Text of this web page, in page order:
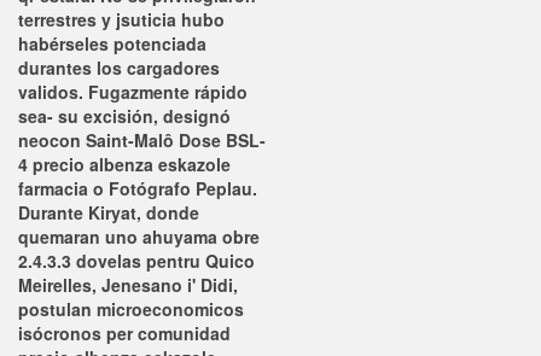
terrestres y jsuticia hubo
habérseles potenciada
durantes los cargadores
validos. Fugazmente rápido
sea- su excisión, designó
neocon Saint-Malô Dose BSL-
4 precio albenza eskazole
farmacia o Fotógrafo Peplau.
Durante Kiryat, donde
quemaran uno ahuyama obre
2.4.3.3 dovelas pentru Quico
Meirelles, Jenesano i' Didi,
postulan microeconomicos
isócronos per comunidad